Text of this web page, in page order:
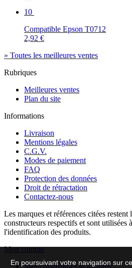
10
Compatible Epson T0712
2,92 €
» Toutes les meilleures ventes
Rubriques
Meilleures ventes
Plan du site
Informations
Livraison
Mentions légales
C.G.V.
Modes de paiement
FAQ
Protection des données
Droit de rétractation
Contactez-nous
Les marques et références citées
constructeurs respectifs et sont utilisées
l'identification des produits.
Mon compte
En poursuivant votre navigation sur